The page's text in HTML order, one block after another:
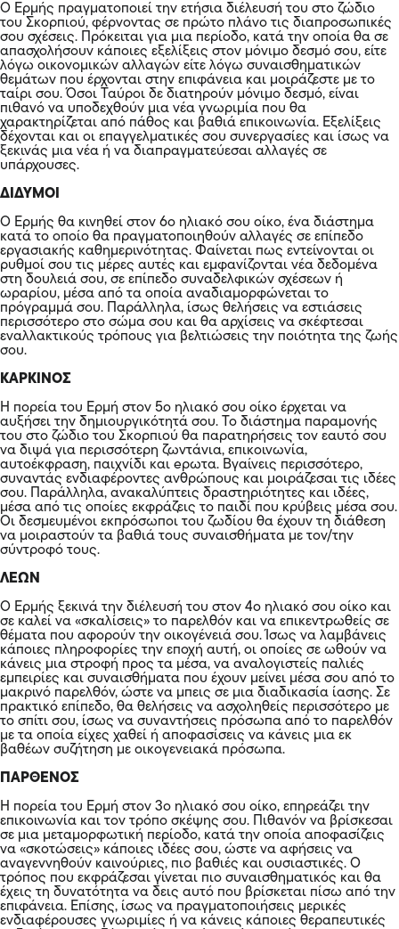
Ο Ερμής πραγματοποιεί την ετήσια διέλευσή του στο ζώδιο
του Σκορπιού, φέρνοντας σε πρώτο πλάνο τις διαπροσωπικές
σου σχέσεις. Πρόκειται για μια περίοδο, κατά την οποία θα σε
απασχολήσουν κάποιες εξελίξεις στον μόνιμο δεσμό σου, είτε
λόγω οικονομικών αλλαγών είτε λόγω συναισθηματικών
θεμάτων που έρχονται στην επιφάνεια και μοιράζεστε με το
ταίρι σου. Όσοι Ταύροι δε διατηρούν μόνιμο δεσμό, είναι
πιθανό να υποδεχθούν μια νέα γνωριμία που θα
χαρακτηρίζεται από πάθος και βαθιά επικοινωνία. Εξελίξεις
δέχονται και οι επαγγελματικές σου συνεργασίες και ίσως να
ξεκινάς μια νέα ή να διαπραγματεύεσαι αλλαγές σε
υπάρχουσες.
ΔΙΔΥΜΟΙ
Ο Ερμής θα κινηθεί στον 6ο ηλιακό σου οίκο, ένα διάστημα
κατά το οποίο θα πραγματοποιηθούν αλλαγές σε επίπεδο
εργασιακής καθημερινότητας. Φαίνεται πως εντείνονται οι
ρυθμοί σου τις μέρες αυτές και εμφανίζονται νέα δεδομένα
στη δουλειά σου, σε επίπεδο συναδελφικών σχέσεων ή
ωραρίου, μέσα από τα οποία αναδιαμορφώνεται το
πρόγραμμά σου. Παράλληλα, ίσως θελήσεις να εστιάσεις
περισσότερο στο σώμα σου και θα αρχίσεις να σκέφτεσαι
εναλλακτικούς τρόπους για βελτιώσεις την ποιότητα της ζωής
σου.
ΚΑΡΚΙΝΟΣ
Η πορεία του Ερμή στον 5ο ηλιακό σου οίκο έρχεται να
αυξήσει την δημιουργικότητά σου. Το διάστημα παραμονής
του στο ζώδιο του Σκορπιού θα παρατηρήσεις τον εαυτό σου
να διψά για περισσότερη ζωντάνια, επικοινωνία,
αυτοέκφραση, παιχνίδι και eρωτα. Βγαίνεις περισσότερο,
συναντάς ενδιαφέροντες ανθρώπους και μοιράζεσαι τις ιδέες
σου. Παράλληλα, ανακαλύπτεις δραστηριότητες και ιδέες,
μέσα από τις οποίες εκφράζεις το παιδί που κρύβεις μέσα σου.
Οι δεσμευμένοι εκπρόσωποι του ζωδίου θα έχουν τη διάθεση
να μοιραστούν τα βαθιά τους συναισθήματα με τον/την
σύντροφό τους.
ΛΕΩΝ
Ο Ερμής ξεκινά την διέλευσή του στον 4ο ηλιακό σου οίκο και
σε καλεί να «σκαλίσεις» το παρελθόν και να επικεντρωθείς σε
θέματα που αφορούν την οικογένειά σου. Ίσως να λαμβάνεις
κάποιες πληροφορίες την εποχή αυτή, οι οποίες σε ωθούν να
κάνεις μια στροφή προς τα μέσα, να αναλογιστείς παλιές
εμπειρίες και συναισθήματα που έχουν μείνει μέσα σου από το
μακρινό παρελθόν, ώστε να μπεις σε μια διαδικασία ίασης. Σε
πρακτικό επίπεδο, θα θελήσεις να ασχοληθείς περισσότερο με
το σπίτι σου, ίσως να συναντήσεις πρόσωπα από το παρελθόν
με τα οποία είχες χαθεί ή αποφασίσεις να κάνεις μια εκ
βαθέων συζήτηση με οικογενειακά πρόσωπα.
ΠΑΡΘΕΝΟΣ
Η πορεία του Ερμή στον 3o ηλιακό σου οίκο, επηρεάζει την
επικοινωνία και τον τρόπο σκέψης σου. Πιθανόν να βρίσκεσαι
σε μια μεταμορφωτική περίοδο, κατά την οποία αποφασίζεις
να «σκοτώσεις» κάποιες ιδέες σου, ώστε να αφήσεις να
αναγεννηθούν καινούριες, πιο βαθιές και ουσιαστικές. Ο
τρόπος που εκφράζεσαι γίνεται πιο συναισθηματικός και θα
έχεις τη δυνατότητα να δεις αυτό που βρίσκεται πίσω από την
επιφάνεια. Επίσης, ίσως να πραγματοποιήσεις μερικές
ενδιαφέρουσες γνωριμίες ή να κάνεις κάποιες θεραπευτικές